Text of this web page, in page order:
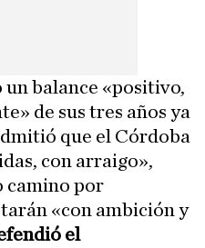
balance «positivo,
de sus tres años ya
que el Córdoba
con arraigo»,
camino por
«con ambición y
el